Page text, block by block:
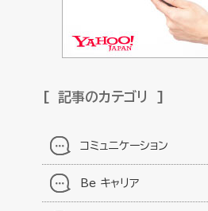
記事のカテゴリ
コミュニケーション
Be キャリア